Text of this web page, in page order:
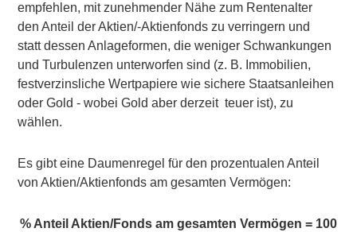
empfehlen, mit zunehmender Nähe zum Rentenalter
den Anteil der Aktien/-Aktienfonds zu verringern und
statt dessen Anlageformen, die weniger Schwankungen
und Turbulenzen unterworfen sind (z. B. Immobilien,
festverzinsliche Wertpapiere wie sichere Staatsanleihen
oder Gold - wobei Gold aber derzeit teuer ist), zu
wählen.
Es gibt eine Daumenregel für den prozentualen Anteil
von Aktien/Aktienfonds am gesamten Vermögen:
% Anteil Aktien/Fonds am gesamten Vermögen = 100